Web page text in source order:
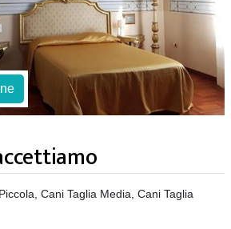
Cani Taglia Media, Cani Taglia